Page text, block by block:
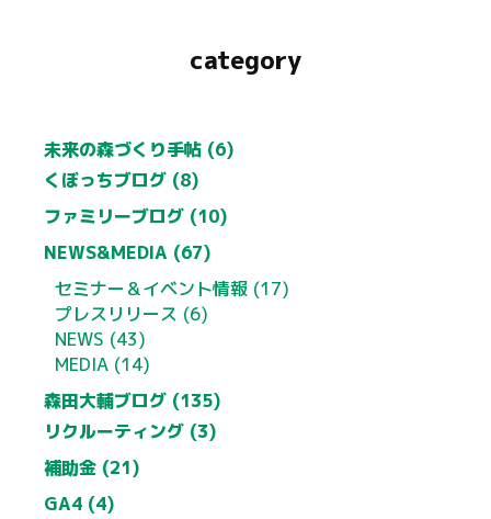
category
未来の森づくり手帖 (6)
くぼっちブログ (8)
ファミリーブログ (10)
NEWS&MEDIA (67)
セミナー＆イベント情報 (17)
プレスリリース (6)
NEWS (43)
MEDIA (14)
森田大輔ブログ (135)
リクルーティング (3)
補助金 (21)
GA4 (4)